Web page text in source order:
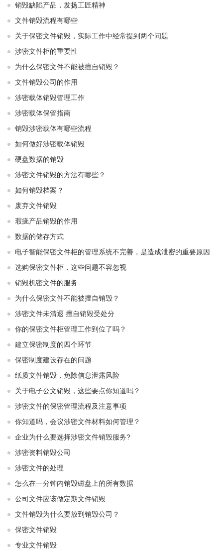
销毁缺陷产品，发扬工匠精神
文件销毁流程有哪些
关于保密文件销毁，实际工作中经常提到两个问题
涉密文件柜的重要性
为什么保密文件不能被擅自销毁？
文件销毁公司的作用
涉密载体销毁管理工作
涉密载体保管指南
销毁涉密载体有哪些流程
如何做好涉密载体销毁
硬盘数据的销毁
涉密文件销毁的方法有哪些？
如何销毁档案？
废弃文件销毁
瑕疵产品销毁的作用
数据的储存方式
电子智能保密文件柜的管理系统不完善，是造成泄密的重要原因
选购保密文件柜，这些问题不容忽视
销毁机密文件的服务
为什么保密文件不能被擅自销毁？
涉密文件未清退 擅自销毁受处分
你的保密文件柜管理工作到位了吗？
建立保密制度的四个环节
保密制度建设存在的问题
纸质文件销毁，免除信息泄露风险
关于电子公文销毁，这些要点你知道吗？
涉密文件的保密管理流程及注意事项
你知道吗，会议涉密文件材料如何管理？
企业为什么要选择涉密文件销毁服务?
涉密资料销毁公司
涉密文件的处理
怎么在一分钟内销毁磁盘上的所有数据
公司文件应该做定期文件销毁
文件销毁为什么要放到销毁公司？
保密文件销毁
专业文件销毁